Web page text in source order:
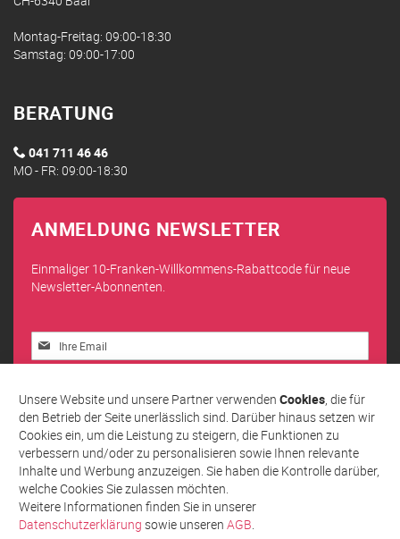
Montag-Freitag: 09:00-18:30
Samstag: 09:00-17:00
BERATUNG
041 711 46 46
MO - FR: 09:00-18:30
ANMELDUNG NEWSLETTER
Einmaliger 10-Franken-Willkommens-Rabattcode für neue
Newsletter-Abonnenten.
Melden
Sie
unseren
Newsletter
an:
Abonnieren
Unsere Website und unsere Partner verwenden Cookies, die für
den Betrieb der Seite unerlässlich sind. Darüber hinaus setzen wir
Cookies ein, um die Leistung zu steigern, die Funktionen zu
verbessern und/oder zu personalisieren sowie Ihnen relevante
Inhalte und Werbung anzuzeigen. Sie haben die Kontrolle darüber,
welche Cookies Sie zulassen möchten.
Weitere Informationen finden Sie in unserer
Datenschutzerklärung sowie unseren AGB.